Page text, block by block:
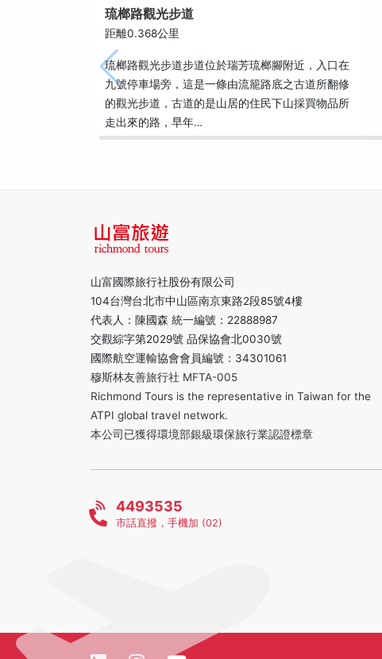
琉榔路觀光步道
距離0.368公里
琉榔路觀光步道步道位於瑞芳琉榔腳附近，入口在
九號停車場旁，這是一條由流籠路底之古道所翻修
的觀光步道，古道的是山居的住民下山採買物品所
走出來的路，早年…
山富國際旅行社股份有限公司
104台灣台北市中山區南京東路2段85號4樓
代表人：陳國森 統一編號：22888987
交觀綜字第2029號 品保協會北0030號
國際航空運輸協會會員編號：34301061
穆斯林友善旅行社 MFTA-005
Richmond Tours is the representative in Taiwan for the
ATPI global travel network.
本公司已獲得環境部銀級環保旅行業認證標章
4493535
市話直撥，手機加 (02)